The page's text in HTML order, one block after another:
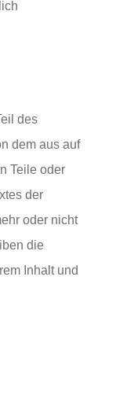
des
dem aus auf
Teile oder
der
oder nicht
die
Inhalt und